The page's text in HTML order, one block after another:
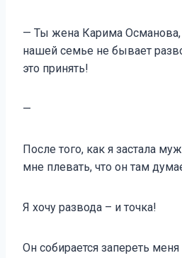
— Ты жена Карима Османова,
нашей семье не бывает
это принять!
—
После того, как я застала
мне плевать, что он там
Я хочу развода – и точка!
Он собирается запереть